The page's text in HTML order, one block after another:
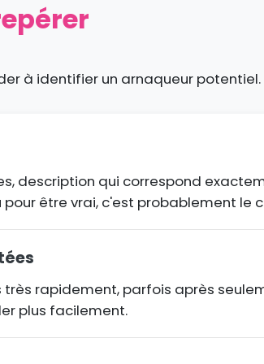
à identifier un arnaqueur
description qui correspond
être vrai, c'est probablement le
rapidement, parfois après
plus facilement.